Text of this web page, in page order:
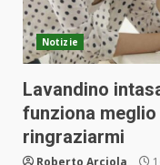
Notizie
Lavandino
funziona meglio
ringraziarmi
Roberto Arciola